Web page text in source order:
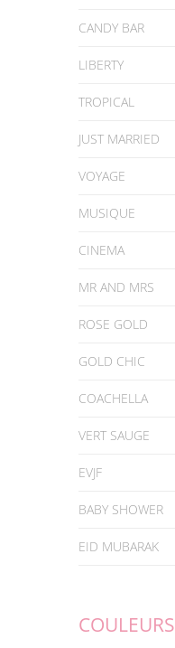
CANDY BAR
LIBERTY
TROPICAL
JUST MARRIED
VOYAGE
MUSIQUE
CINEMA
MR AND MRS
ROSE GOLD
GOLD CHIC
COACHELLA
VERT SAUGE
EVJF
BABY SHOWER
EID MUBARAK
COULEURS